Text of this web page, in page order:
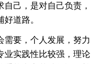
己，是对自己负责，
道路。
需要，个人发展，努力
业实践性比较强，理论